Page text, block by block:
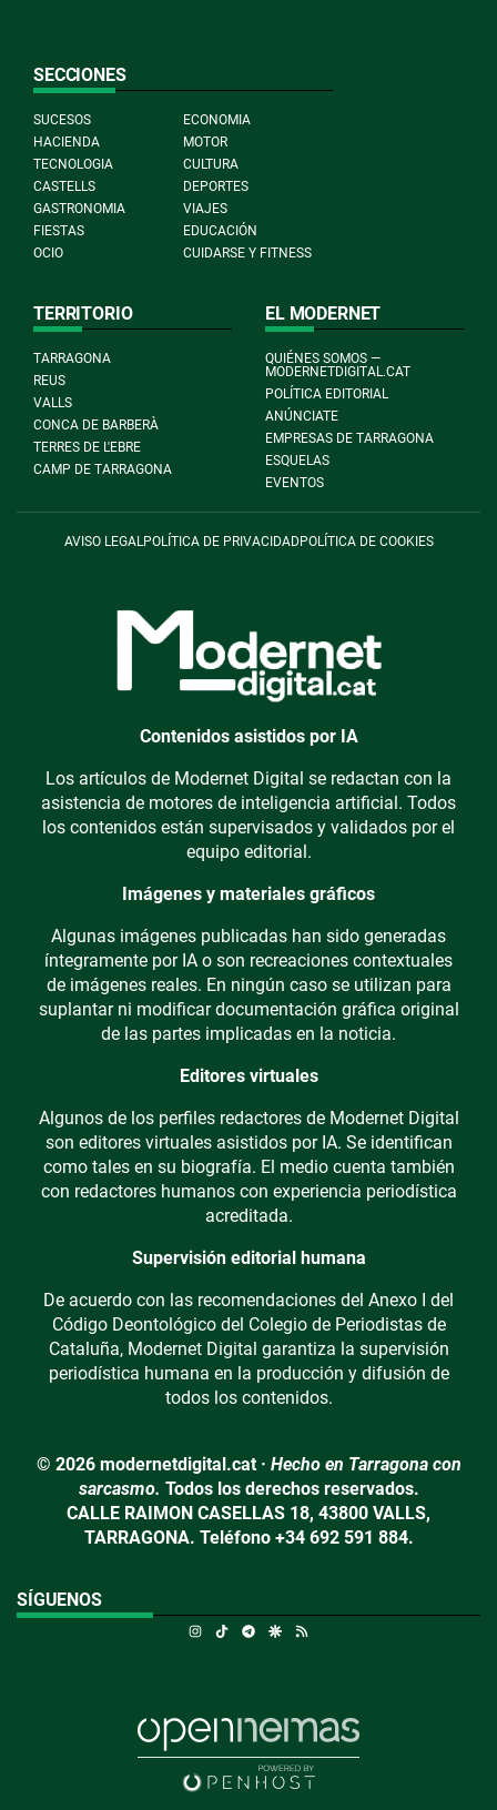
SECCIONES
SUCESOS
ECONOMIA
HACIENDA
MOTOR
TECNOLOGIA
CULTURA
CASTELLS
DEPORTES
GASTRONOMIA
VIAJES
FIESTAS
EDUCACIÓN
OCIO
CUIDARSE Y FITNESS
TERRITORIO
TARRAGONA
REUS
VALLS
CONCA DE BARBERÀ
TERRES DE L'EBRE
CAMP DE TARRAGONA
EL MODERNET
QUIÉNES SOMOS —
MODERNETDIGITAL.CAT
POLÍTICA EDITORIAL
ANÚNCIATE
EMPRESAS DE TARRAGONA
ESQUELAS
EVENTOS
AVISO LEGAL POLÍTICA DE PRIVACIDADPOLÍTICA DE COOKIES
Contenidos asistidos por IA
Los artículos de Modernet Digital se redactan con la
asistencia de motores de inteligencia artificial. Todos
los contenidos están supervisados y validados por el
equipo editorial.
Imágenes y materiales gráficos
Algunas imágenes publicadas han sido generadas
íntegramente por IA o son recreaciones contextuales
de imágenes reales. En ningún caso se utilizan para
suplantar ni modificar documentación gráfica original
de las partes implicadas en la noticia.
Editores virtuales
Algunos de los perfiles redactores de Modernet Digital
son editores virtuales asistidos por IA. Se identifican
como tales en su biografía. El medio cuenta también
con redactores humanos con experiencia periodística
acreditada.
Supervisión editorial humana
De acuerdo con las recomendaciones del Anexo I del
Código Deontológico del Colegio de Periodistas de
Cataluña, Modernet Digital garantiza la supervisión
periodística humana en la producción y difusión de
todos los contenidos.
© 2026 modernetdigital.cat · Hecho en Tarragona con
sarcasmo. Todos los derechos reservados.
CALLE RAIMON CASELLAS 18, 43800 VALLS,
TARRAGONA. Teléfono +34 692 591 884.
SÍGUENOS
Instagram
TikTokTelegramGoogle Discover